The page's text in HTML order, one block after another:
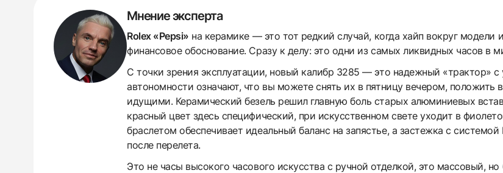
Мнение эксперта
Rolex «Pepsi» на керамике — это тот редкий случай, когда хайп вокруг модели
финансовое обоснование. Сразу к делу: это одни из самых ликвидных часов в
С точки зрения эксплуатации, новый калибр 3285 — это надежный «трактор»
автономности означают, что вы можете снять их в пятницу вечером, положить
идущими. Керамический безель решил главную боль старых алюминиевых
красный цвет здесь специфический, при искусственном свете уходит в
браслетом обеспечивает идеальный баланс на запястье, а застежка с
после перелета.
Это не часы высокого часового искусства с ручной отделкой, это массовый,